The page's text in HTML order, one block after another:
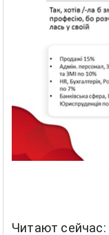
Читают сейчас: